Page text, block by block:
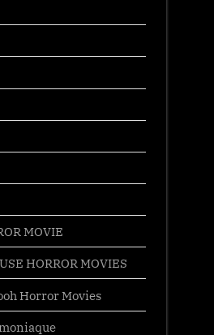
MOVIE
HORROR MOVIES
Horror Movies